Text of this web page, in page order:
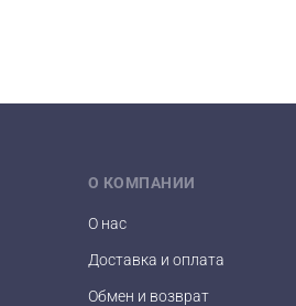
О КОМПАНИИ
О нас
Доставка и оплата
Обмен и возврат